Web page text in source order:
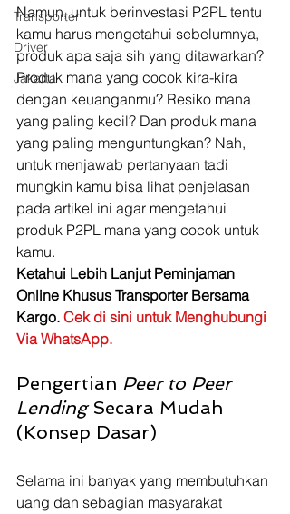
Transporter
Driver
Jakarta
Namun, untuk berinvestasi P2PL tentu
kamu harus mengetahui sebelumnya,
produk apa saja sih yang ditawarkan?
Produk mana yang cocok kira-kira
dengan keuanganmu? Resiko mana
yang paling kecil? Dan produk mana
yang paling menguntungkan? Nah,
untuk menjawab pertanyaan tadi
mungkin kamu bisa lihat penjelasan
pada artikel ini agar mengetahui
produk P2PL mana yang cocok untuk
kamu.
Ketahui Lebih Lanjut Peminjaman
Online Khusus Transporter Bersama
Kargo. Cek di sini untuk Menghubungi
Via WhatsApp.
Pengertian Peer to Peer
Lending Secara Mudah
(Konsep Dasar)
Selama ini banyak yang membutuhkan
uang dan sebagian masyarakat